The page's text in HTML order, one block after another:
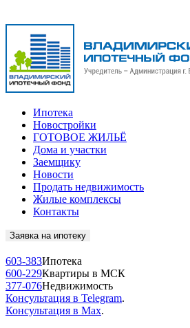
Ипотека
Новостройки
ГОТОВОЕ ЖИЛЬЁ
Дома и участки
Заемщику
Новости
Продать недвижимость
Жилые комплексы
Контакты
Заявка на ипотеку
603-383Ипотека
600-229Квартиры в МСК
377-076Недвижимость
Консультация в Telegram.
Консультация в Max.